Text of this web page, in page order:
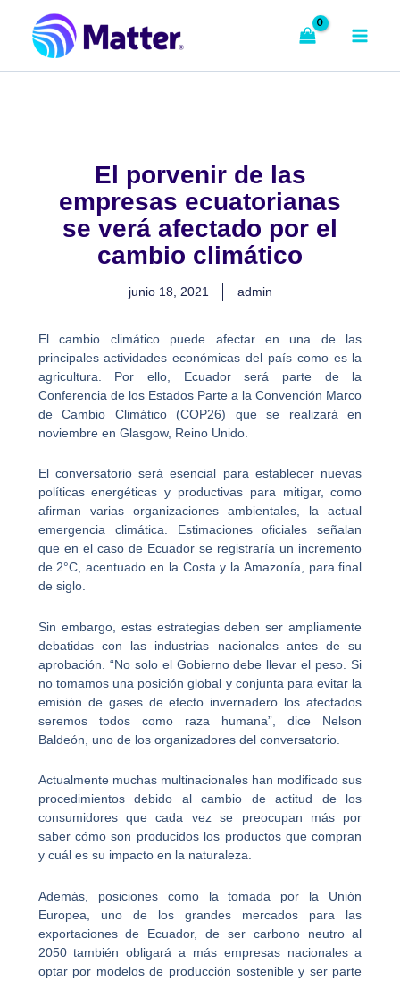
contenido
El porvenir de las
empresas ecuatorianas
se verá afectado por el
cambio climático
junio 18, 2021 admin
El cambio climático puede afectar en una de las
principales actividades económicas del país como es la
agricultura. Por ello, Ecuador será parte de la
Conferencia de los Estados Parte a la Convención Marco
de Cambio Climático (COP26) que se realizará en
noviembre en Glasgow, Reino Unido.
El conversatorio será esencial para establecer nuevas
políticas energéticas y productivas para mitigar, como
afirman varias organizaciones ambientales, la actual
emergencia climática. Estimaciones oficiales señalan
que en el caso de Ecuador se registraría un incremento
de 2°C, acentuado en la Costa y la Amazonía, para final
de siglo.
Sin embargo, estas estrategias deben ser ampliamente
debatidas con las industrias nacionales antes de su
aprobación. “No solo el Gobierno debe llevar el peso. Si
no tomamos una posición global y conjunta para evitar la
emisión de gases de efecto invernadero los afectados
seremos todos como raza humana”, dice Nelson
Baldeón, uno de los organizadores del conversatorio.
Actualmente muchas multinacionales han modificado sus
procedimientos debido al cambio de actitud de los
consumidores que cada vez se preocupan más por
saber cómo son producidos los productos que compran
y cuál es su impacto en la naturaleza.
Además, posiciones como la tomada por la Unión
Europea, uno de los grandes mercados para las
exportaciones de Ecuador, de ser carbono neutro al
2050 también obligará a más empresas nacionales a
optar por modelos de producción sostenible y ser parte